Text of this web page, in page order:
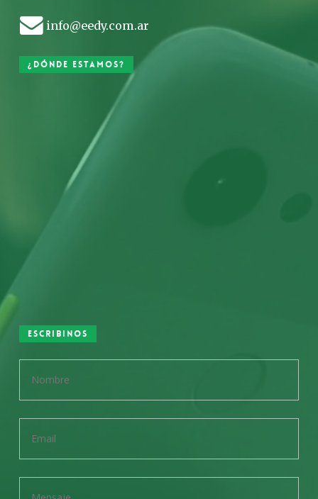
info@eedy.com.ar
¿Dónde estamos?
Escribinos